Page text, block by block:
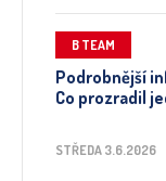
B TEAM
Podrobnější
Co prozradil
STŘEDA 3.6.2026